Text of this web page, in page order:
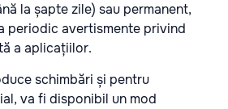
la șapte zile) sau permanent,
periodic avertismente privind
a aplicațiilor.
schimbări și pentru
va fi disponibil un mod